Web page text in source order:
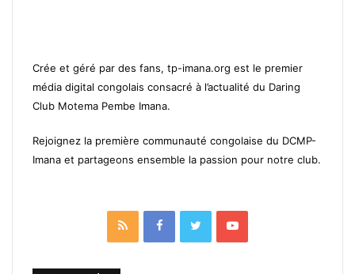
Crée et géré par des fans, tp-imana.org est le premier
média digital congolais consacré à l’actualité du Daring
Club Motema Pembe Imana.
Rejoignez la première communauté congolaise du DCMP-
Imana et partageons ensemble la passion pour notre club.
RSS FacebookTwitterYouTube